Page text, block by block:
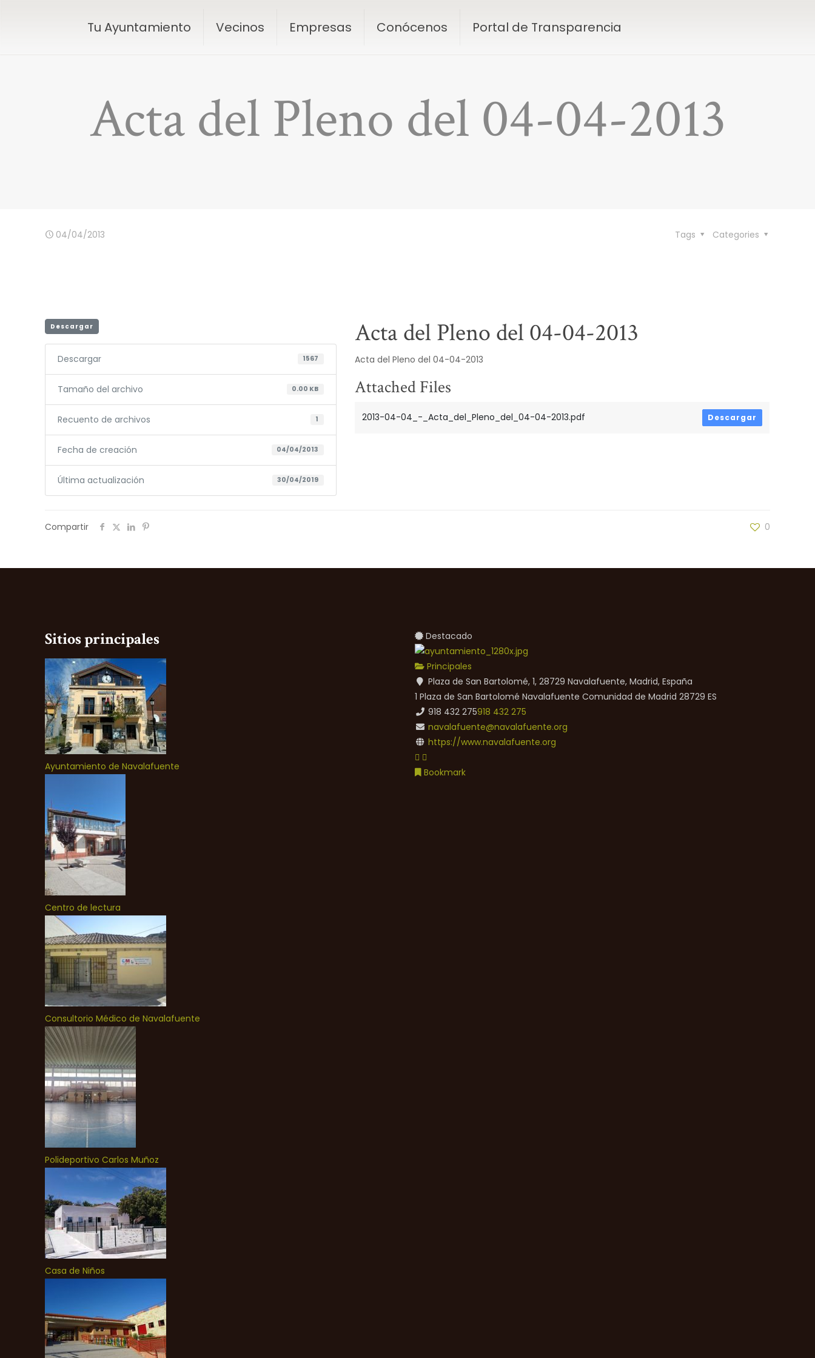
Tu Ayuntamiento Vecinos Empresas Conócenos Portal de Transparencia
Acta del Pleno del 04-04-2013
04/04/2013 Categories
Tags
Descargar
Descargar 1567
Tamaño del archivo 0.00 KB
Recuento de archivos 1
Fecha de creación 04/04/2013
Última actualización 30/04/2019
Acta del Pleno del 04-04-2013
Acta del Pleno del 04-04-2013
Attached Files
2013-04-04_-_Acta_del_Pleno_del_04-04-2013.pdf Descargar
Compartir 0
Sitios principales
Ayuntamiento de Navalafuente
Centro de lectura
Consultorio Médico de Navalafuente
Polideportivo Carlos Muñoz
Casa de Niños
Destacado
Principales
Plaza de San Bartolomé, 1, 28729 Navalafuente, Madrid, España
1 Plaza de San Bartolomé Navalafuente Comunidad de Madrid 28729 ES
918 432 275918 432 275
navalafuente@navalafuente.org
https://www.navalafuente.org
Bookmark